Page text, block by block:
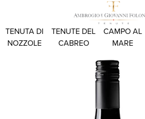
TENUTA DI
NOZZOLE
TENUTE DEL
CABREO
CAMPO AL
MARE